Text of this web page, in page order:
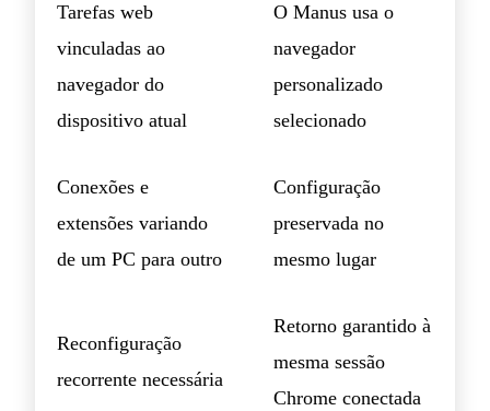
Tarefas web
vinculadas ao
navegador do
dispositivo atual
O Manus usa o
navegador
personalizado
selecionado
Conexões e
extensões variando
de um PC para outro
Configuração
preservada no
mesmo lugar
Reconfiguração
recorrente necessária
Retorno garantido à
mesma sessão
Chrome conectada